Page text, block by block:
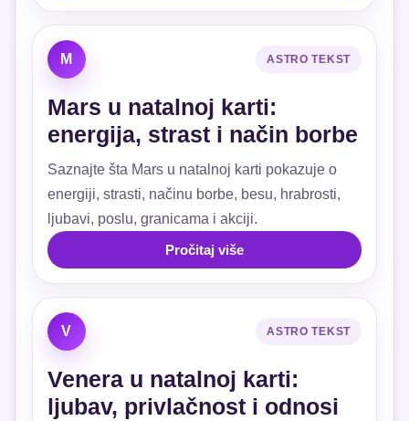
M ASTRO TEKST
Mars u natalnoj karti:
energija, strast i način borbe
Saznajte šta Mars u natalnoj karti pokazuje o
energiji, strasti, načinu borbe, besu, hrabrosti,
ljubavi, poslu, granicama i akciji.
Pročitaj više
V ASTRO TEKST
Venera u natalnoj karti:
ljubav, privlačnost i odnosi